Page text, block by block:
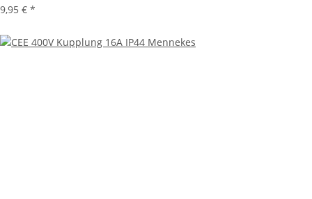
9,95 € *